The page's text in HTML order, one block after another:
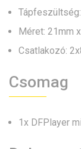
Méret: 21mm
Csatlakozó:
Csomag
1x DFPlayer